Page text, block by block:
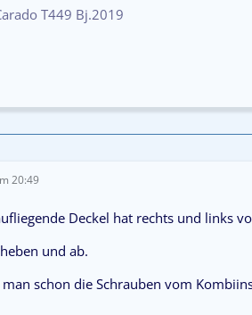
T449 Bj.2019
20:49
Deckel hat rechts und links
und ab.
schon die Schrauben vom